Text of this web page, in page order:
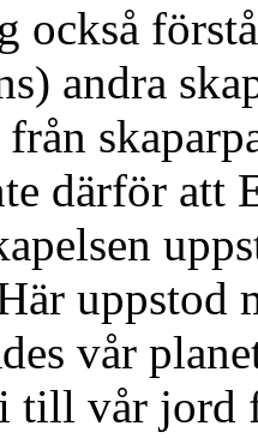
också
andra
därför att
uppstod
vår
till vår jord